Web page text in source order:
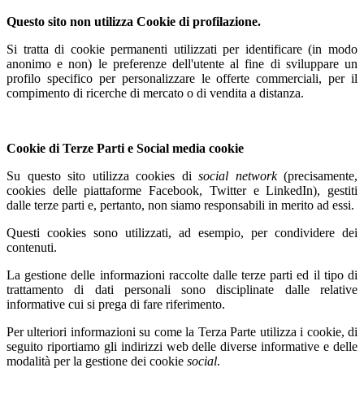
Questo sito non utilizza Cookie di profilazione.
Si tratta di cookie permanenti utilizzati per identificare (in modo
anonimo e non) le preferenze dell'utente al fine di sviluppare un
profilo specifico per personalizzare le offerte commerciali, per il
compimento di ricerche di mercato o di vendita a distanza.
Cookie di Terze Parti e Social media cookie
Su questo sito utilizza cookies di social network(precisamente,
cookies delle piattaforme Facebook, Twitter e LinkedIn), gestiti
dalle terze parti e, pertanto, non siamo responsabili in merito ad essi.
Questi cookies sono utilizzati, ad esempio, per condividere dei
contenuti.
La gestione delle informazioni raccolte dalle terze parti ed il tipo di
trattamento di dati personali sono disciplinate dalle relative
informative cui si prega di fare riferimento.
Per ulteriori informazioni su come la Terza Parte utilizza i cookie, di
seguito riportiamo gli indirizzi web delle diverse informative e delle
modalità per la gestione dei cookie social.